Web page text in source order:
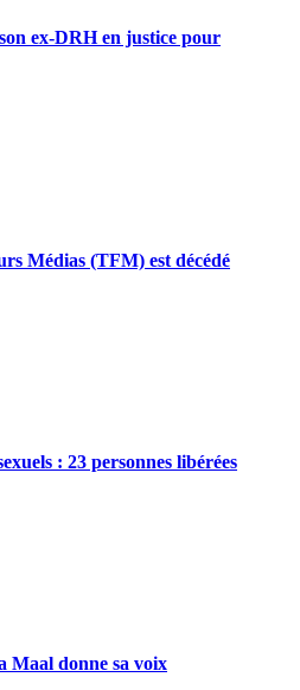
ex-DRH en justice pour
Médias (TFM) est décédé
: 23 personnes libérées
Maal donne sa voix